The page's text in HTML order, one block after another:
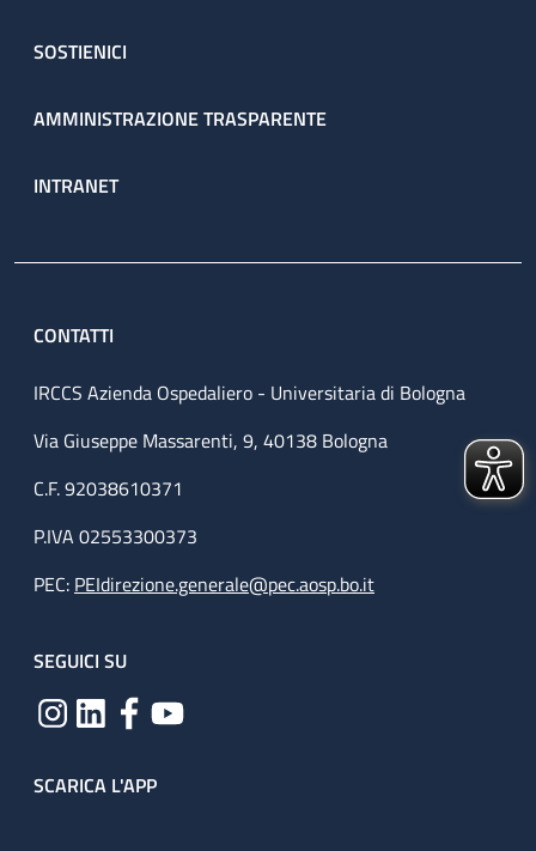
SOSTIENICI
AMMINISTRAZIONE TRASPARENTE
INTRANET
CONTATTI
IRCCS Azienda Ospedaliero - Universitaria di Bologna
Via Giuseppe Massarenti, 9, 40138 Bologna
C.F. 92038610371
P.IVA 02553300373
PEC: PEIdirezione.generale@pec.aosp.bo.it
SEGUICI SU
SCARICA L'APP